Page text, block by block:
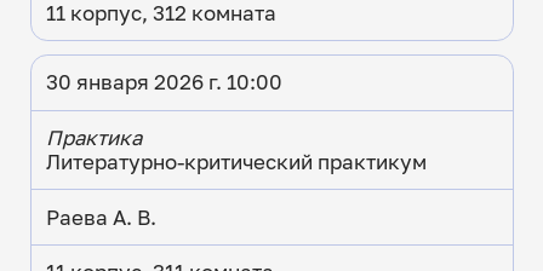
11 корпус, 312 комната
30 января 2026 г. 10:00
Практика
Литературно-критический практикум
Раева А. В.